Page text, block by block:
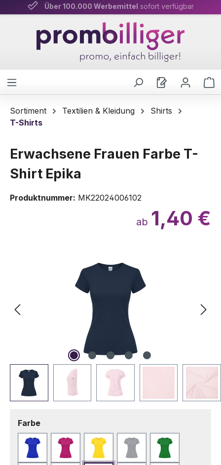
Zum Hauptinhalt springen
Über 100.000 Werbemittel sofort verfügbar
Persönliche Beratung& schnelle Lieferung
Sortiment Textilien & Kleidung
Shirts
T-Shirts
Erwachsene Frauen Farbe T-
Shirt Epika
Produktnummer: MK22024006102
ab 1,40 €
Farbeauswählen
Blau Fuchsie Gelb Grau Grün